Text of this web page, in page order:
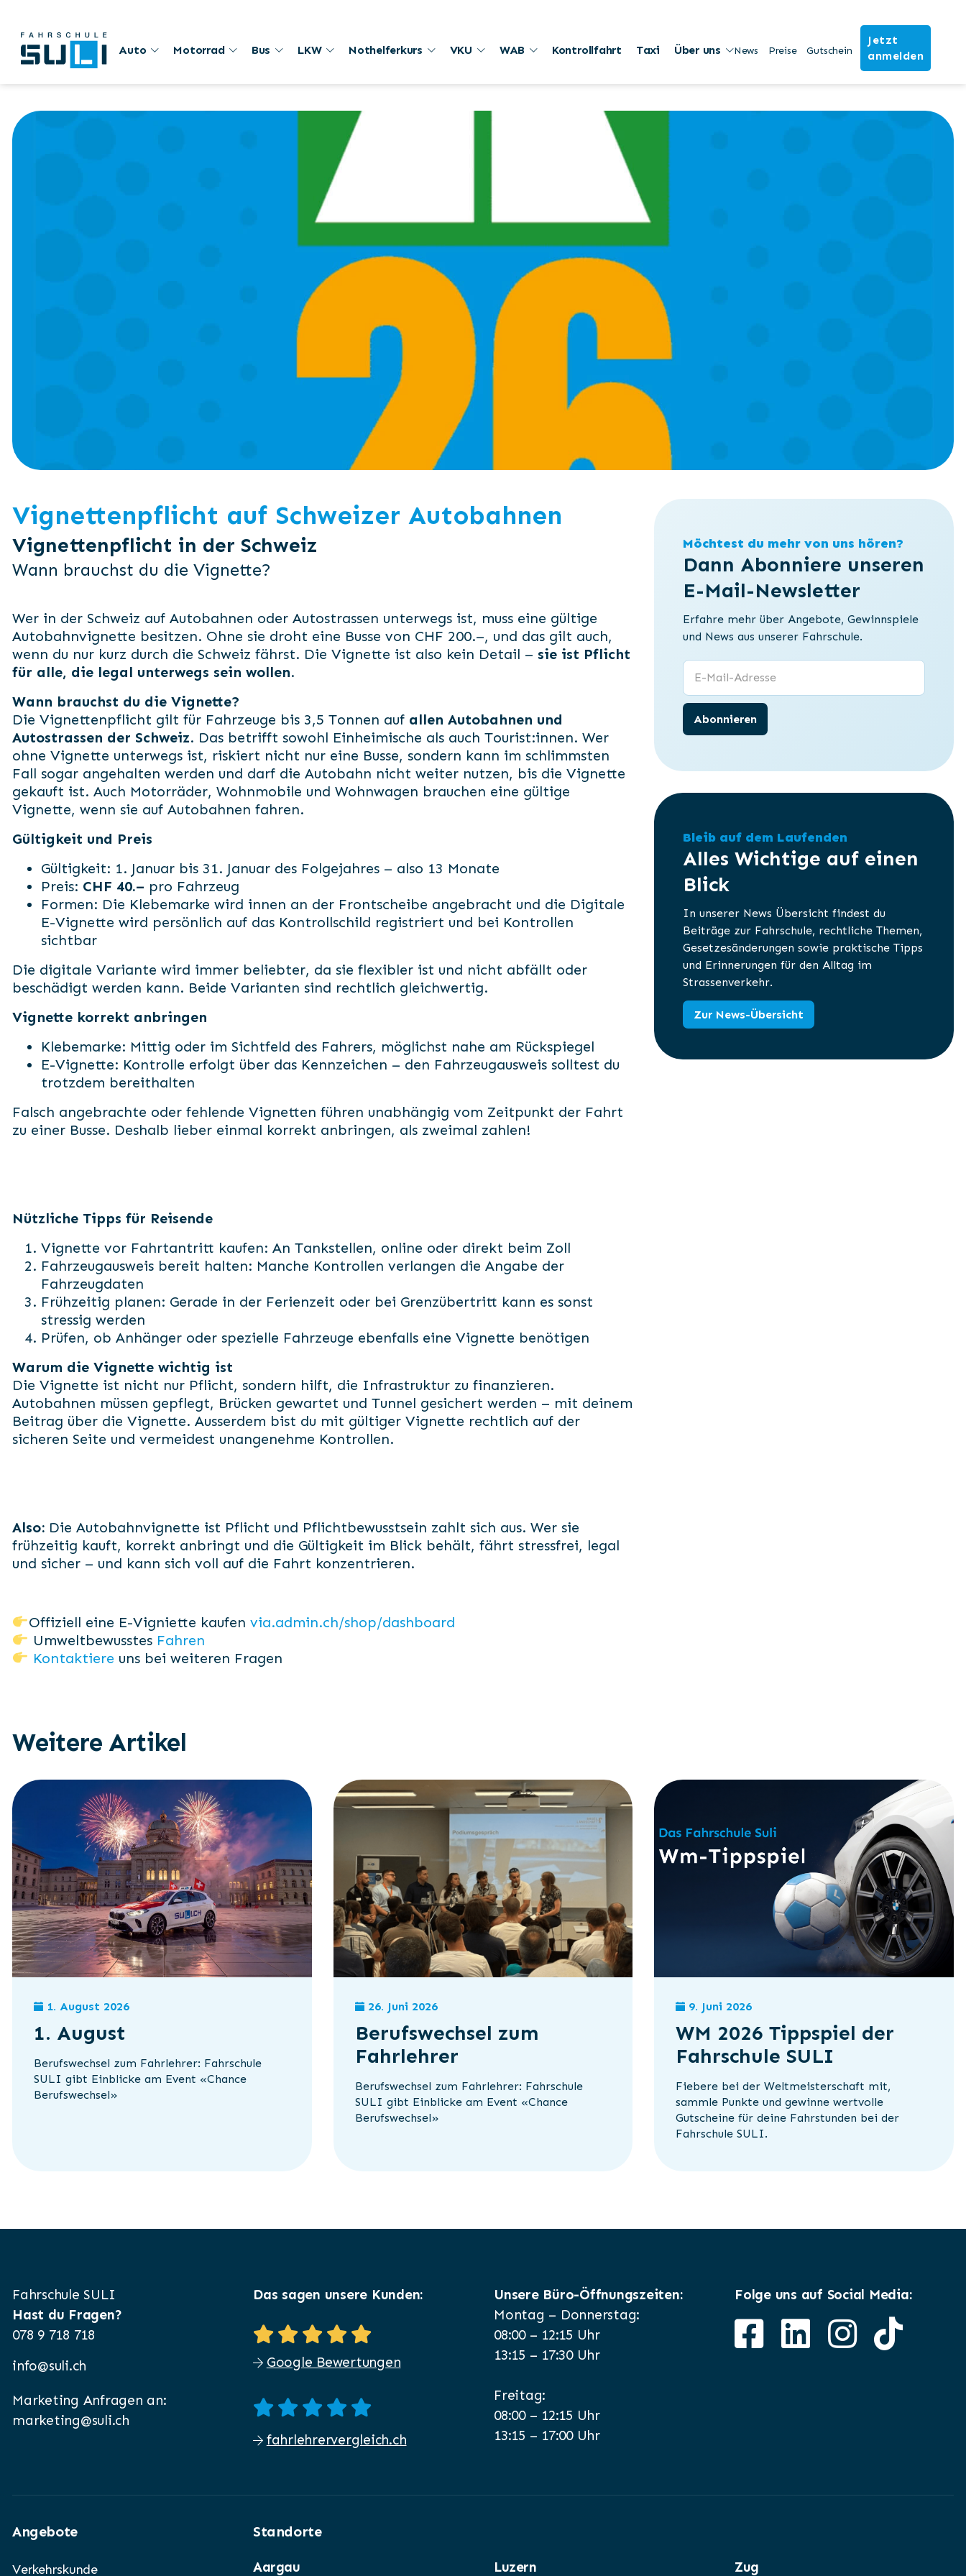
Auto Motorrad Bus LKW Nothelferkurs VKU WAB Kontrollfahrt Taxi Über uns News Preise Gutschein
Jetzt
anmelden
17. Januar 2026
Vignettenpflicht auf Schweizer Autobahnen
Vignettenpflicht in der Schweiz
Wann brauchst du die Vignette?
Wer in der Schweiz auf Autobahnen oder Autostrassen unterwegs ist, muss eine gültige
Autobahnvignette besitzen. Ohne sie droht eine Busse von CHF 200.–, und das gilt auch,
wenn du nur kurz durch die Schweiz fährst. Die Vignette ist also kein Detail – sie ist Pflicht
für alle, die legal unterwegs sein wollen.
Wann brauchst du die Vignette?
Die Vignettenpflicht gilt für Fahrzeuge bis 3,5 Tonnen auf allen Autobahnen und
Autostrassen der Schweiz. Das betrifft sowohl Einheimische als auch Tourist:innen. Wer
ohne Vignette unterwegs ist, riskiert nicht nur eine Busse, sondern kann im schlimmsten
Fall sogar angehalten werden und darf die Autobahn nicht weiter nutzen, bis die Vignette
gekauft ist. Auch Motorräder, Wohnmobile und Wohnwagen brauchen eine gültige
Vignette, wenn sie auf Autobahnen fahren.
Gültigkeit und Preis
Gültigkeit: 1. Januar bis 31. Januar des Folgejahres – also 13 Monate
Preis: CHF 40.– pro Fahrzeug
Formen: Die Klebemarke wird innen an der Frontscheibe angebracht und die Digitale
E-Vignette wird persönlich auf das Kontrollschild registriert und bei Kontrollen
sichtbar
Die digitale Variante wird immer beliebter, da sie flexibler ist und nicht abfällt oder
beschädigt werden kann. Beide Varianten sind rechtlich gleichwertig.
Vignette korrekt anbringen
Klebemarke: Mittig oder im Sichtfeld des Fahrers, möglichst nahe am Rückspiegel
E-Vignette: Kontrolle erfolgt über das Kennzeichen – den Fahrzeugausweis solltest du
trotzdem bereithalten
Falsch angebrachte oder fehlende Vignetten führen unabhängig vom Zeitpunkt der Fahrt
zu einer Busse. Deshalb lieber einmal korrekt anbringen, als zweimal zahlen!
Nützliche Tipps für Reisende
Vignette vor Fahrtantritt kaufen: An Tankstellen, online oder direkt beim Zoll
Fahrzeugausweis bereit halten: Manche Kontrollen verlangen die Angabe der
Fahrzeugdaten
Frühzeitig planen: Gerade in der Ferienzeit oder bei Grenzübertritt kann es sonst
stressig werden
Prüfen, ob Anhänger oder spezielle Fahrzeuge ebenfalls eine Vignette benötigen
Warum die Vignette wichtig ist
Die Vignette ist nicht nur Pflicht, sondern hilft, die Infrastruktur zu finanzieren.
Autobahnen müssen gepflegt, Brücken gewartet und Tunnel gesichert werden – mit deinem
Beitrag über die Vignette. Ausserdem bist du mit gültiger Vignette rechtlich auf der
sicheren Seite und vermeidest unangenehme Kontrollen.
Also: Die Autobahnvignette ist Pflicht und Pflichtbewusstsein zahlt sich aus. Wer sie
frühzeitig kauft, korrekt anbringt und die Gültigkeit im Blick behält, fährt stressfrei, legal
und sicher – und kann sich voll auf die Fahrt konzentrieren.
Offiziell eine E-Vigniette kaufen via.admin.ch/shop/dashboard
Umweltbewusstes Fahren
Kontaktiere uns bei weiteren Fragen
Möchtest du mehr von uns hören?
Dann Abonniere unseren
E-Mail-Newsletter
Erfahre mehr über Angebote, Gewinnspiele
und News aus unserer Fahrschule.
Bleib auf dem Laufenden
Alles Wichtige auf einen
Blick
In unserer News Übersicht findest du
Beiträge zur Fahrschule, rechtliche Themen,
Gesetzesänderungen sowie praktische Tipps
und Erinnerungen für den Alltag im
Strassenverkehr.
Zur News-Übersicht
Weitere Artikel
1. August 2026
1. August
Berufswechsel zum Fahrlehrer: Fahrschule
SULI gibt Einblicke am Event «Chance
Berufswechsel»
26. Juni 2026
Berufswechsel zum
Fahrlehrer
Berufswechsel zum Fahrlehrer: Fahrschule
SULI gibt Einblicke am Event «Chance
Berufswechsel»
9. Juni 2026
WM 2026 Tippspiel der
Fahrschule SULI
Fiebere bei der Weltmeisterschaft mit,
sammle Punkte und gewinne wertvolle
Gutscheine für deine Fahrstunden bei der
Fahrschule SULI.
Fahrschule SULI
Hast du Fragen?
078 9 718 718
info@suli.ch
Marketing Anfragen an:
marketing@suli.ch
Das sagen unsere Kunden:
Google Bewertungen
fahrlehrervergleich.ch
Unsere Büro-Öffnungszeiten:
Montag – Donnerstag:
08:00 – 12:15 Uhr
13:15 – 17:30 Uhr
Freitag:
08:00 – 12:15 Uhr
13:15 – 17:00 Uhr
Folge uns auf Social Media:
Angebote
Verkehrskunde
Standorte
Aargau Luzern Zug